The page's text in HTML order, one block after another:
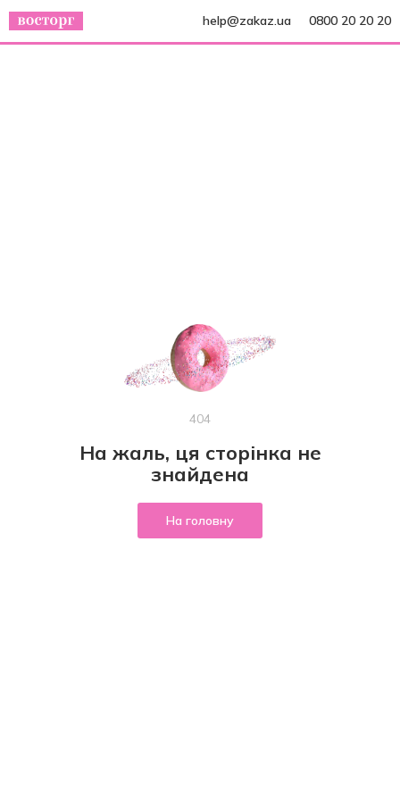
help@zakaz.ua 0800 20 20 20
404
На жаль, ця сторінка не
знайдена
На головну